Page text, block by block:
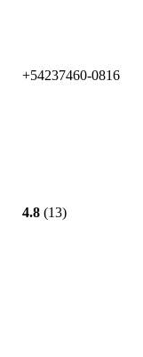
+54237460-0816
4.8 (13)